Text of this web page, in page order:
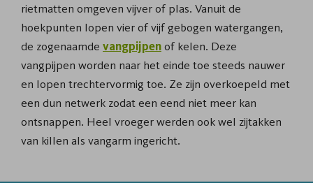
rietmatten omgeven vijver of plas. Vanuit de
hoekpunten lopen vier of vijf gebogen watergangen­,
de zogenaamde vangpijpen of kelen. Deze
vangpijpen worden naar het einde toe steeds nauwer
en lopen trechtervormig toe. Ze zijn overkoe­peld met
een dun netwerk zodat een eend niet meer kan
ontsnappen. Heel vroeger werden ook wel zijtakken
van killen als vangarm ingericht.­